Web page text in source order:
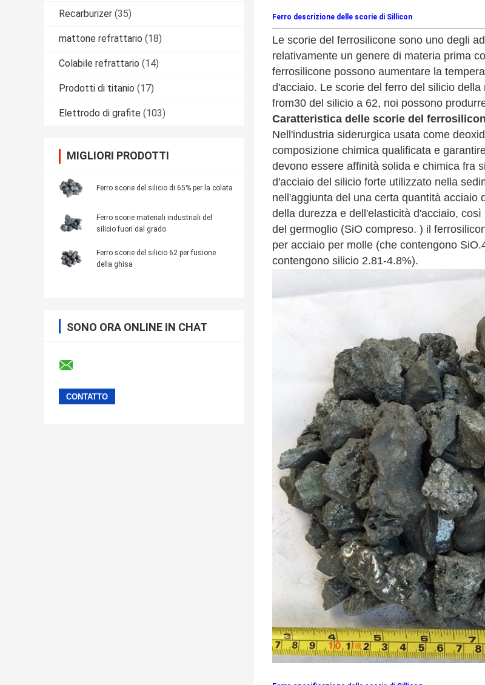
Recarburizer (35)
mattone refrattario (18)
Colabile refrattario (14)
Prodotti di titanio (17)
Elettrodo di grafite (103)
MIGLIORI PRODOTTI
Ferro scorie del silicio di 65% per la colata
Ferro scorie materiali industriali del
silicio fuori dal grado
Ferro scorie del silicio 62 per fusione
della ghisa
SONO ORA ONLINE IN CHAT
Ferro descrizione delle scorie di Sillicon
Le scorie del ferrosilicone sono uno degli
relativamente un genere di materia prima
ferrosilicone possono aumentare la
d'acciaio. Le scorie del ferro del silicio
from30 del silicio a 62, noi possono
Caratteristica delle scorie del
Nell'industria siderurgica usata come
composizione chimica qualificata e
devono essere affinità solida e chimica fra
d'acciaio del silicio forte utilizzato nella
nell'aggiunta del una certa quantità
della durezza e dell'elasticità d'acciaio,
del germoglio (SiO compreso. ) il
per acciaio per molle (che contengono
contengono silicio 2.81-4.8%).